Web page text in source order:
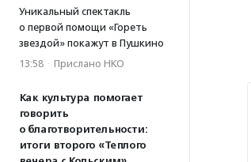
Уникальный спектакль
о первой помощи «Гореть
звездой» покажут в Пушкино
13:58 · Прислано НКО
Как культура помогает
говорить
о благотворительности:
итоги второго «Теплого